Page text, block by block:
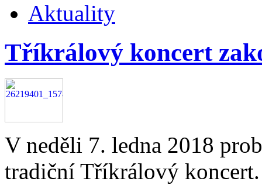
Aktuality
Tříkrálový koncert
V neděli 7. ledna 2018
tradiční Tříkrálový koncert.